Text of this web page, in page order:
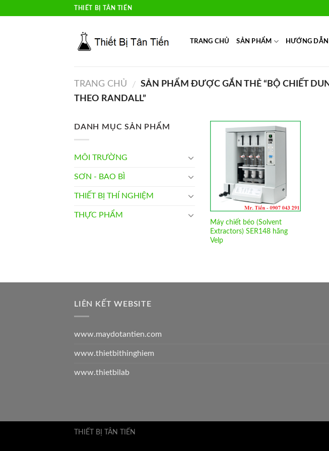
to
THIẾT BỊ TÂN TIẾN
TRANG CHỦ SẢN PHẨM HƯỚNG
TRANG CHỦ / SẢN PHẨM ĐƯỢC GẮN THẺ “BỘ CHIẾT
THEO RANDALL”
DANH MỤC SẢN PHẨM
MÔI TRƯỜNG
SƠN - BAO BÌ
THIẾT BỊ THÍ NGHIỆM
THỰC PHẨM
Wishlist
Máy chiết béo (Solvent
Extractors) SER148 hãng
Velp
LIÊN KẾT WEBSITE
www.maydotantien.com
www.thietbithinghiem
www.thietbilab
THIẾT BỊ TÂN TIẾN